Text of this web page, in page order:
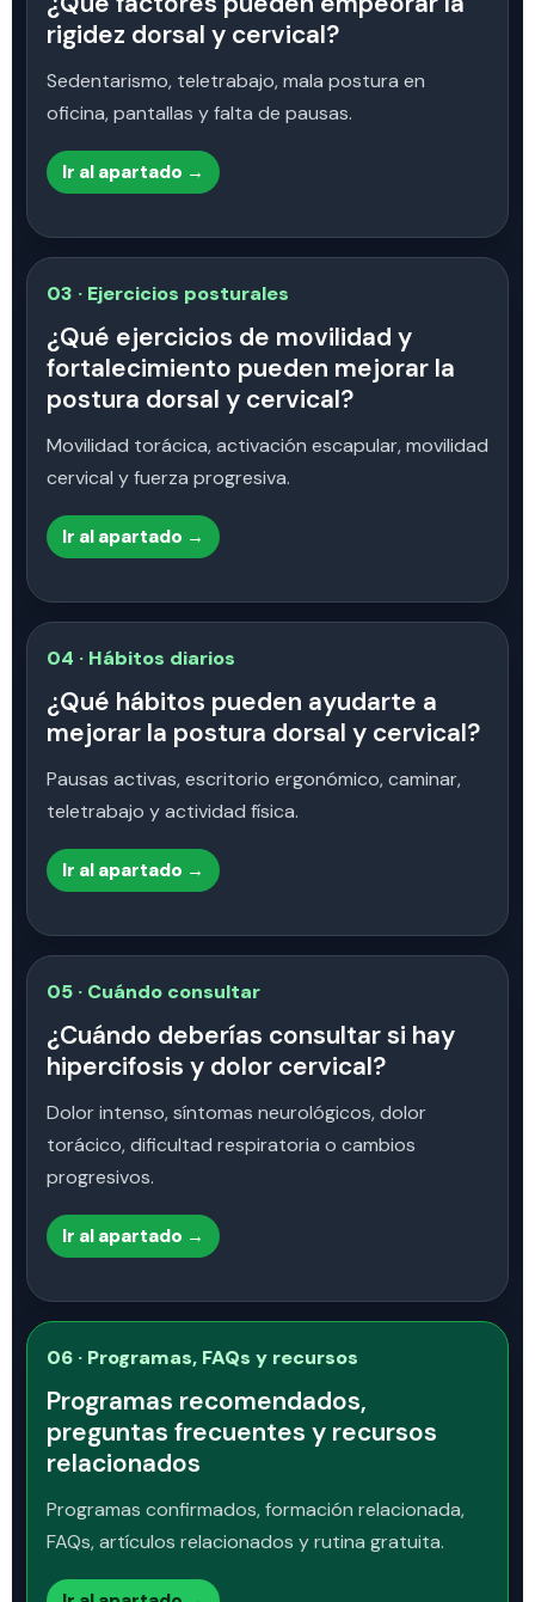
rigidez dorsal y cervical?
Sedentarismo, teletrabajo, mala postura en
oficina, pantallas y falta de pausas.
Ir al apartado →
03 · Ejercicios posturales
¿Qué ejercicios de movilidad y
fortalecimiento pueden mejorar la
postura dorsal y cervical?
Movilidad torácica, activación escapular, movilidad
cervical y fuerza progresiva.
Ir al apartado →
04 · Hábitos diarios
¿Qué hábitos pueden ayudarte a
mejorar la postura dorsal y cervical?
Pausas activas, escritorio ergonómico, caminar,
teletrabajo y actividad física.
Ir al apartado →
05 · Cuándo consultar
¿Cuándo deberías consultar si hay
hipercifosis y dolor cervical?
Dolor intenso, síntomas neurológicos, dolor
torácico, dificultad respiratoria o cambios
progresivos.
Ir al apartado →
06 · Programas, FAQs y recursos
Programas recomendados,
preguntas frecuentes y recursos
relacionados
Programas confirmados, formación relacionada,
FAQs, artículos relacionados y rutina gratuita.